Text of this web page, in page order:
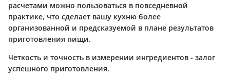
расчетами можно пользоваться в повседневной
практике, что сделает вашу кухню более
организованной и предсказуемой в плане результатов
приготовления пищи.
Четкость и точность в измерении ингредиентов - залог
успешного приготовления.